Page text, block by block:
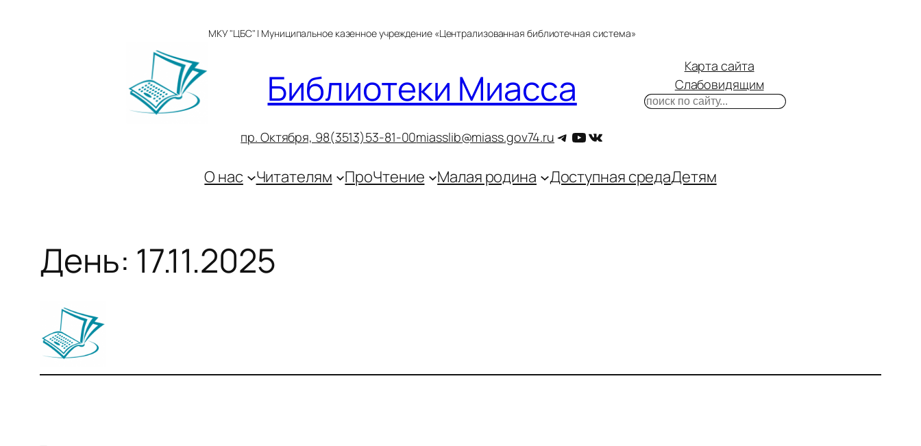
МКУ "ЦБС" | Муниципальное казенное учреждение «Централизованная библиотечная система»
Библиотеки Миасса
пр. Октября, 98(3513)53-81-00miasslib@miass.gov74.ru Telegram
YouTube
ВКонтакте
Карта сайта
Слабовидящим
Поиск
О нас Читателям ПроЧтение Малая родина Доступная средаДетям
День: 17.11.2025